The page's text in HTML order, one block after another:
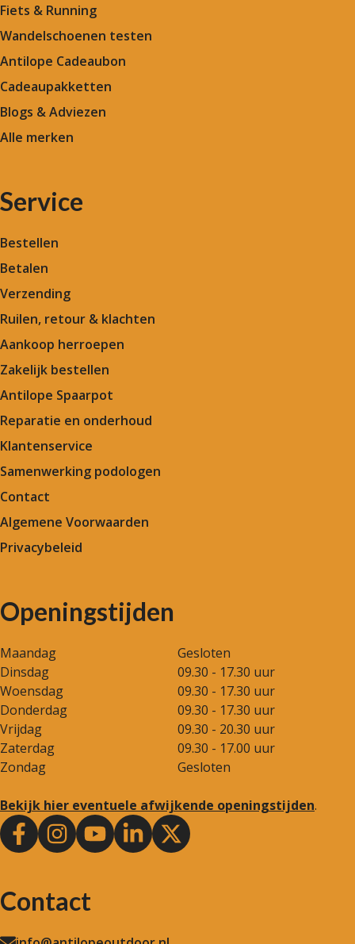
Fiets & Running
Wandelschoenen testen
Antilope Cadeaubon
Cadeaupakketten
Blogs & Adviezen
Alle merken
Service
Bestellen
Betalen
Verzending
Ruilen, retour & klachten
Aankoop herroepen
Zakelijk bestellen
Antilope Spaarpot
Reparatie en onderhoud
Klantenservice
Samenwerking podologen
Contact
Algemene Voorwaarden
Privacybeleid
Openingstijden
Maandag
Gesloten
Dinsdag
09.30 - 17.30 uur
Woensdag
09.30 - 17.30 uur
Donderdag
09.30 - 17.30 uur
Vrijdag
09.30 - 20.30 uur
Zaterdag
09.30 - 17.00 uur
Zondag
Gesloten
Bekijk hier eventuele afwijkende openingstijden.
Contact